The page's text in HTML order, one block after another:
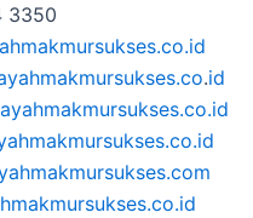
.id
.id
.id